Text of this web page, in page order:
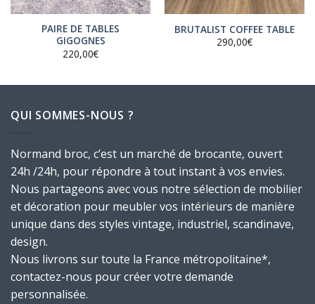
PAIRE DE TABLES
GIGOGNES
220,00€
BRUTALIST COFFEE TABLE
290,00€
QUI SOMMES-NOUS ?
Normand broc, c’est un marché de brocante, ouvert
24h /24h, pour répondre à tout instant à vos envies.
Nous partageons avec vous notre sélection de mobilier
et décoration pour meubler vos intérieurs de manière
unique dans des styles vintage, industriel, scandinave,
design.
Nous livrons sur toute la France métropolitaine*,
contactez-nous pour créer votre demande
personnalisée.